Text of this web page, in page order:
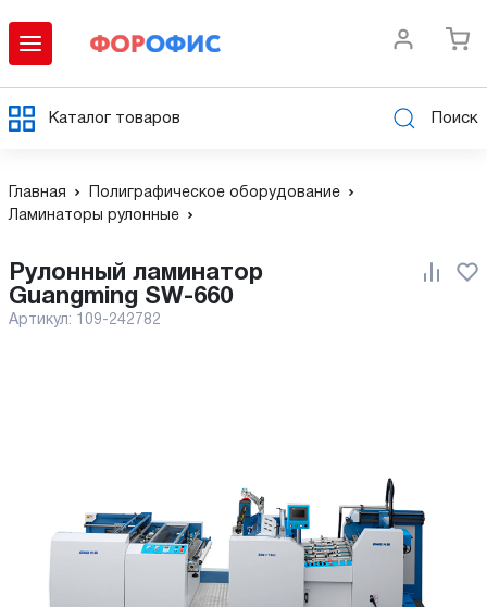
Каталог товаров Поиск
Главная
Полиграфическое оборудование
Ламинаторы рулонные
Рулонный ламинатор
Guangming SW-660
Артикул: 109-242782